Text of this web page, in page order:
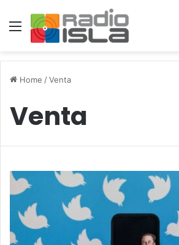
Menu
Home /Venta
Venta